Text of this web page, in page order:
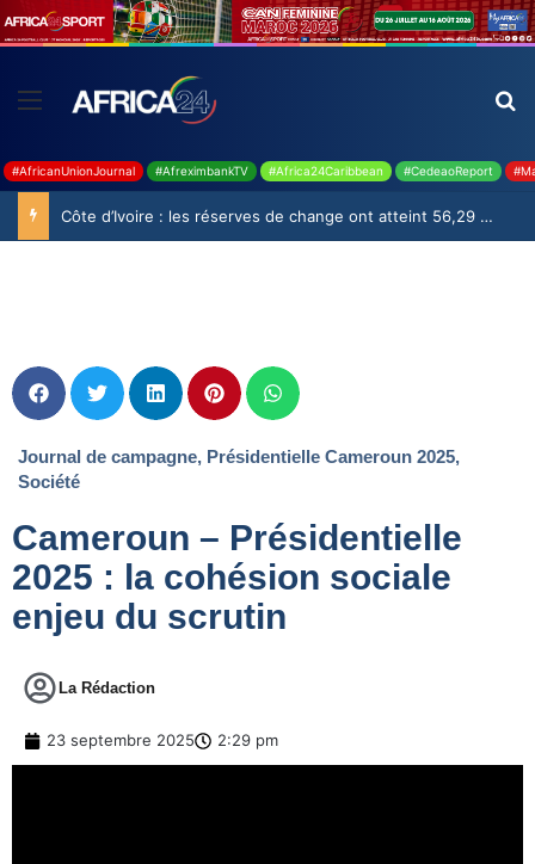
#AfricanUnionJournal #AfreximbankTV #Africa24Caribbean #CedeaoReport
Côte d’Ivoire : les réserves de change ont atteint 56,29 milliards USD en juillet
Journal de campagne, Présidentielle Cameroun 2025,
Société
Cameroun – Présidentielle
2025 : la cohésion sociale
enjeu du scrutin
La Rédaction
23 septembre 2025 2:29 pm